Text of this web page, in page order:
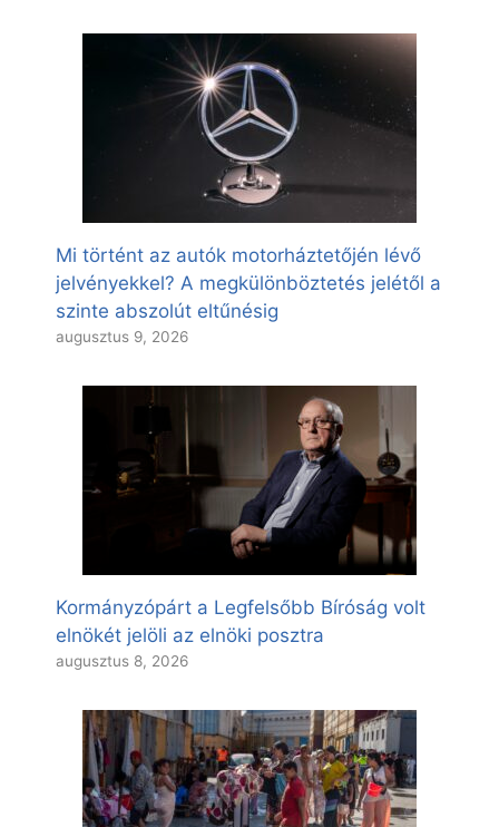
Mi történt az autók motorháztetőjén lévő
jelvényekkel? A megkülönböztetés jelétől a
szinte abszolút eltűnésig
augusztus 9, 2026
Kormányzópárt a Legfelsőbb Bíróság volt
elnökét jelöli az elnöki posztra
augusztus 8, 2026